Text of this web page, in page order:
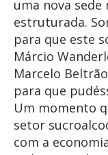
uma nova
estruturada.
para que este
Márcio
Marcelo
para que
Um momento
setor
com a